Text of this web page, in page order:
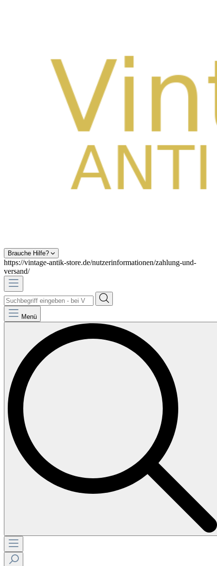
Brauche Hilfe?
https://vintage-antik-store.de/nutzerinformationen/zahlung-und-
versand/
Menü